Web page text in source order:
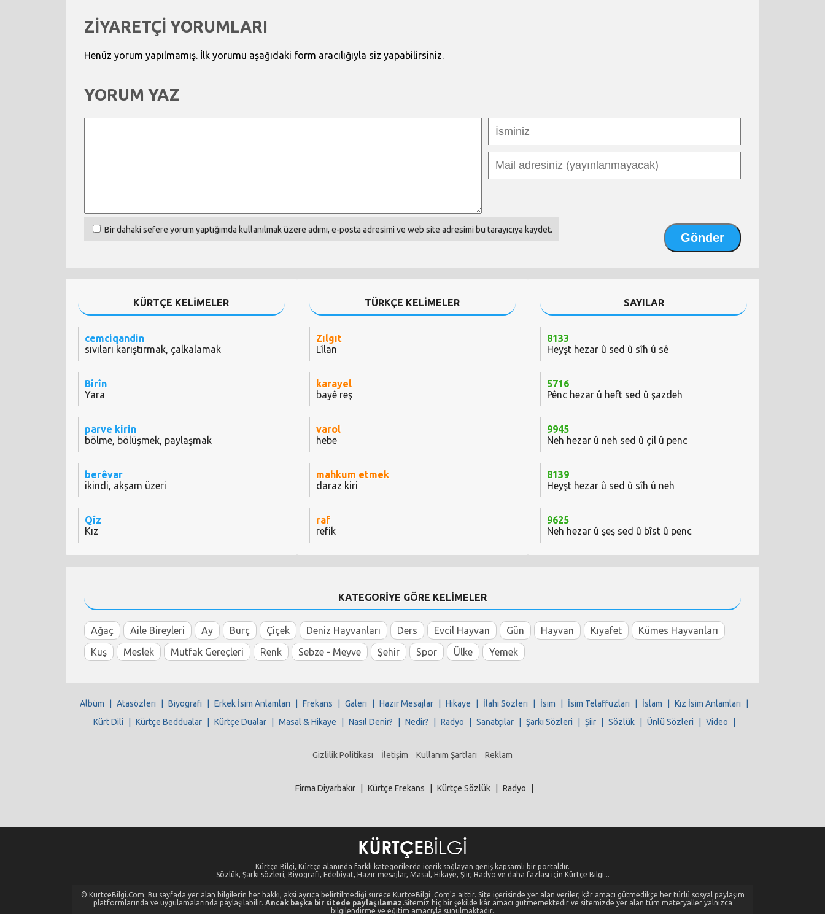
ZİYARETÇİ YORUMLARI
Henüz yorum yapılmamış. İlk yorumu aşağıdaki form aracılığıyla siz yapabilirsiniz.
YORUM YAZ
Bir dahaki sefere yorum yaptığımda kullanılmak üzere adımı, e-posta adresimi ve web site adresimi bu tarayıcıya kaydet.
KÜRTÇE KELİMELER
cemciqandin
sıvıları karıştırmak, çalkalamak
Birîn
Yara
parve kirin
bölme, bölüşmek, paylaşmak
berêvar
ikindi, akşam üzeri
Qîz
Kız
TÜRKÇE KELİMELER
Zılgıt
Lîlan
karayel
bayê reş
varol
hebe
mahkum etmek
daraz kiri
raf
refik
SAYILAR
8133
Heyşt hezar û sed û sîh û sê
5716
Pênc hezar û heft sed û şazdeh
9945
Neh hezar û neh sed û çil û penc
8139
Heyşt hezar û sed û sîh û neh
9625
Neh hezar û şeş sed û bîst û penc
KATEGORİYE GÖRE KELİMELER
Ağaç Aile Bireyleri Ay Burç Çiçek Deniz Hayvanları Ders Evcil Hayvan Gün Hayvan Kıyafet
Kümes Hayvanları
Kuş
Meslek Mutfak Gereçleri Renk Sebze - Meyve Şehir Spor Ülke Yemek
Albüm Atasözleri Biyografi Erkek İsim Anlamları Frekans Galeri Hazır Mesajlar Hikaye İlahi Sözleri İsim İsim Telaffuzları İslam Kız İsim Anlamları
Kürt Dili
Kürtçe Beddualar Kürtçe Dualar Masal & Hikaye Nasıl Denir? Nedir? Radyo Sanatçılar Şarkı Sözleri Şiir Sözlük Ünlü Sözleri Video
Gizlilik Politikası İletişim Kullanım Şartları Reklam
Firma Diyarbakır Kürtçe Frekans Kürtçe Sözlük Radyo
Kürtçe Bilgi, Kürtçe alanında farklı kategorilerde içerik sağlayan geniş kapsamlı bir portaldır.
Sözlük, Şarkı sözleri, Biyografi, Edebiyat, Hazır mesajlar, Masal, Hikaye, Şiir, Radyo ve daha fazlası için Kürtçe Bilgi...
© KurtceBilgi.Com. Bu sayfada yer alan bilgilerin her hakkı, aksi ayrıca belirtilmediği sürece KurtceBilgi .Com'a aittir. Site içerisinde yer alan veriler, kâr amacı gütmedikçe her türlü sosyal paylaşım
platformlarında ve uygulamalarında paylaşılabilir. Ancak başka bir sitede paylaşılamaz.Sitemiz hiç bir şekilde kâr amacı gütmemektedir ve sitemizde yer alan tüm materyaller yalnızca
bilgilendirme ve eğitim amacıyla sunulmaktadır.